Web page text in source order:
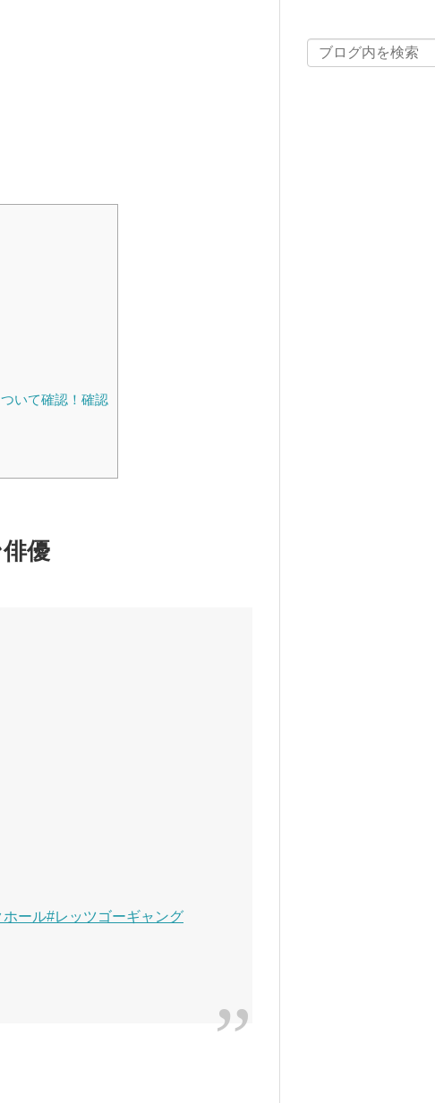
いて確認！確認
優
ホール#レッツゴーギャング